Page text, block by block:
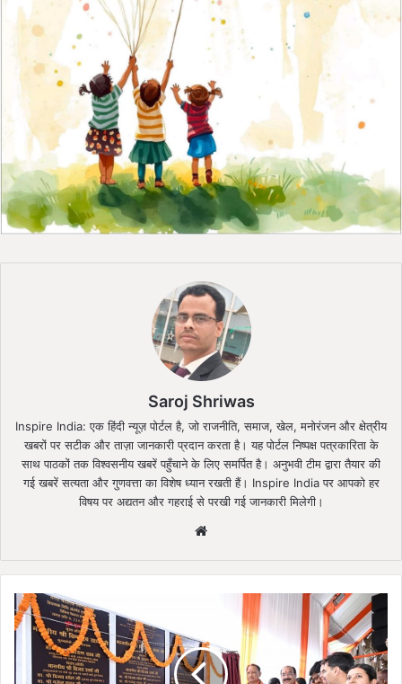
Saroj Shriwas
Inspire India: एक हिंदी न्यूज़ पोर्टल है, जो राजनीति, समाज, खेल, मनोरंजन और क्षेत्रीय
खबरों पर सटीक और ताज़ा जानकारी प्रदान करता है। यह पोर्टल निष्पक्ष पत्रकारिता के
साथ पाठकों तक विश्वसनीय खबरें पहुँचाने के लिए समर्पित है। अनुभवी टीम द्वारा तैयार की
गई खबरें सत्यता और गुणवत्ता का विशेष ध्यान रखती हैं। Inspire India पर आपको हर
विषय पर अद्यतन और गहराई से परखी गई जानकारी मिलेगी।
मुख्यमंत्री
साय